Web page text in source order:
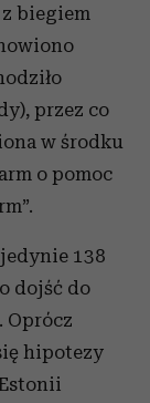
biegiem
przez co
w środku
o pomoc
jedynie 138
dojść do
Oprócz
hipotezy